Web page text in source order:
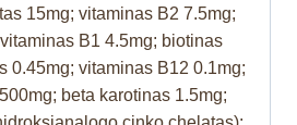
15mg; vitaminas B2 7.5mg;
B1 4.5mg; biotinas
0.45mg; vitaminas B12 0.1mg;
beta karotinas 1.5mg;